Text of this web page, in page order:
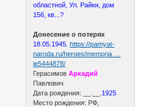
областной, Ул. Райки, дом
156, кв...?
Донесение о потерях
18.05.1945. https://pamyat-
naroda.ru/heroes/memoria …
ie5444878/
ГерасимовАркадий
Павлович
Дата рождения: __.__. 1925
Место рождения: РФ,